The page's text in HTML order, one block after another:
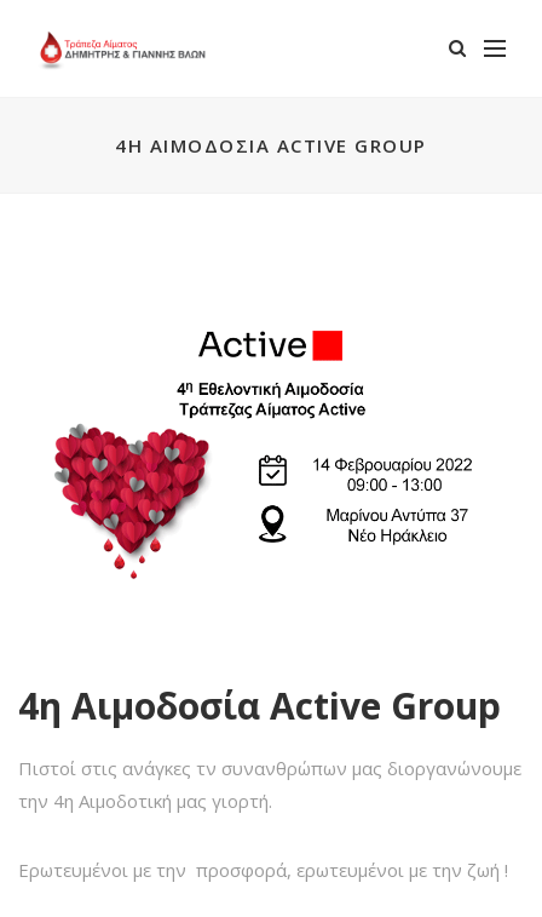
4Η ΑΙΜΟΔΟΣΊΑ ACTIVE GROUP
4η Αιμοδοσία Active Group
Πιστοί στις ανάγκες τν συνανθρώπων μας διοργανώνουμε
την 4η Αιμοδοτική μας γιορτή.
Ερωτευμένοι με την προσφορά, ερωτευμένοι με την ζωή !